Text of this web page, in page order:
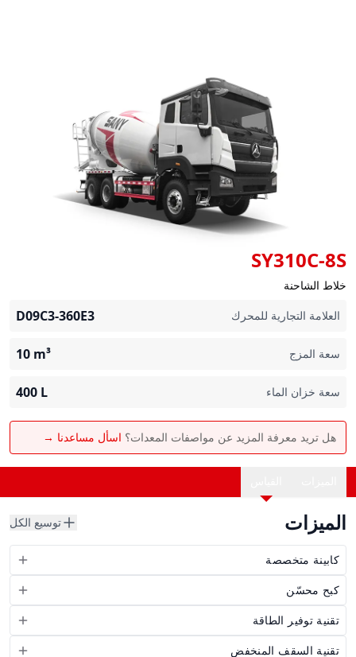
SY310C-8S
خلاط الشاحنة
العلامة التجارية للمحرك
D09C3-360E3
سعة المزج 10 m³
سعة خزان الماء 400 L
هل تريد معرفة المزيد عن مواصفات المعدات؟ اسأل مساعدنا →
الميزات توسيع الكل
كابينة متخصصة
كبح محسّن
تقنية توفير الطاقة
تقنية السقف المنخفض